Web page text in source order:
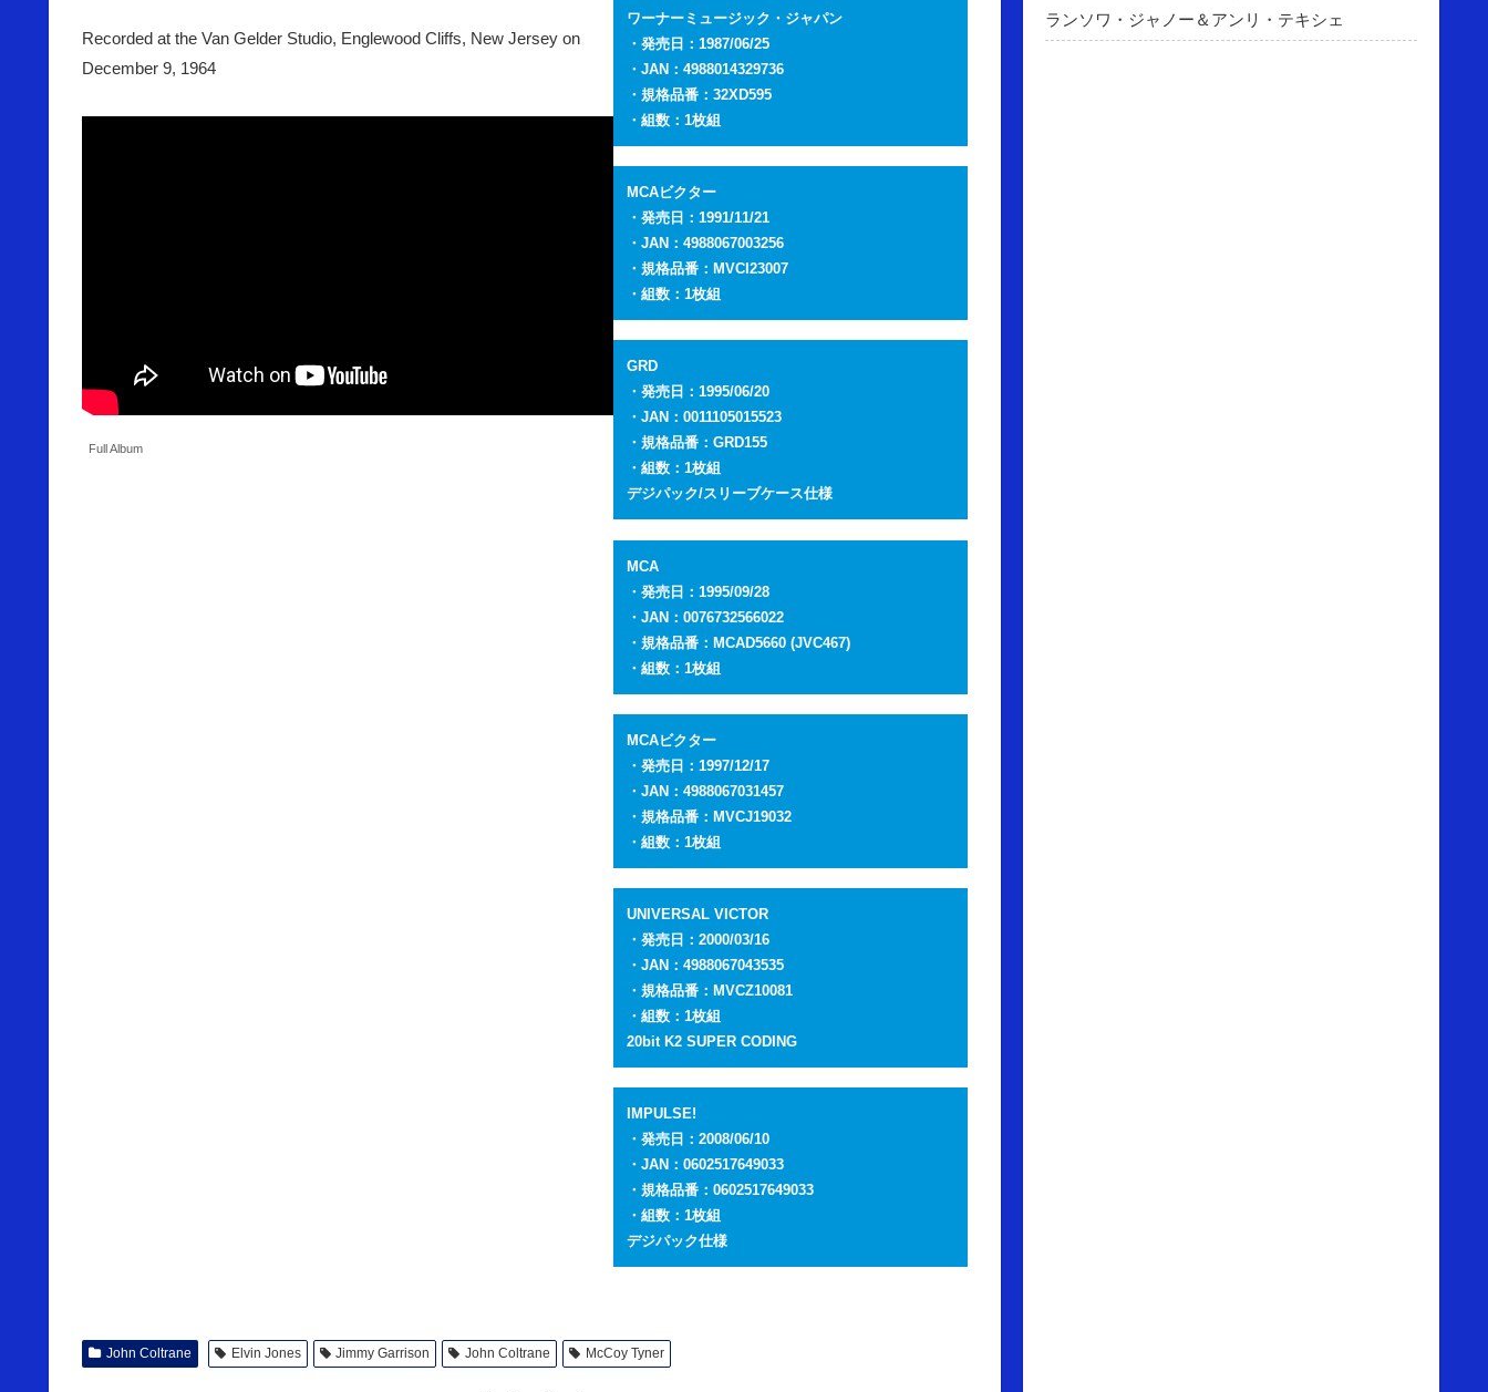
Recorded at the Van Gelder Studio, Englewood Cliffs, New Jersey on
December 9, 1964
Full Album
ワーナーミュージック・ジャパン
・発売日：1987/06/25
・JAN：4988014329736
・規格品番：32XD595
・組数：1枚組
MCAビクター
・発売日：1991/11/21
・JAN：4988067003256
・規格品番：MVCI23007
・組数：1枚組
GRD
・発売日：1995/06/20
・JAN：0011105015523
・規格品番：GRD155
・組数：1枚組
デジパック/スリーブケース仕様
MCA
・発売日：1995/09/28
・JAN：0076732566022
・規格品番：MCAD5660 (JVC467)
・組数：1枚組
MCAビクター
・発売日：1997/12/17
・JAN：4988067031457
・規格品番：MVCJ19032
・組数：1枚組
UNIVERSAL VICTOR
・発売日：2000/03/16
・JAN：4988067043535
・規格品番：MVCZ10081
・組数：1枚組
20bit K2 SUPER CODING
IMPULSE!
・発売日：2008/06/10
・JAN：0602517649033
・規格品番：0602517649033
・組数：1枚組
デジパック仕様
John Coltrane Elvin Jones Jimmy Garrison John Coltrane McCoy Tyner
ランソワ・ジャノー＆アンリ・テキシェ